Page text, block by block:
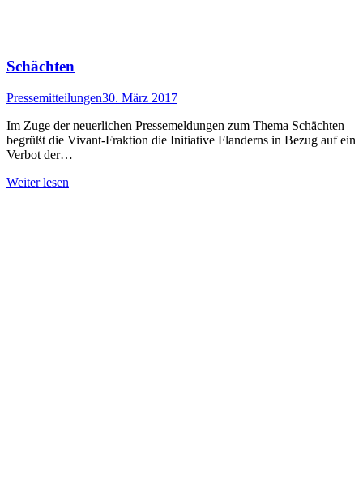
Schächten
Pressemitteilungen30. März 2017
Im Zuge der neuerlichen Pressemeldungen zum Thema Schächten
begrüßt die Vivant-Fraktion die Initiative Flanderns in Bezug auf ein
Verbot der…
Weiter lesen